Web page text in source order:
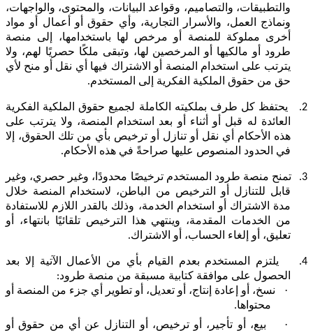
والتطبيقات، والتصاميم، وقواعد البيانات، والمحتوى، والواجهات،
ونماذج العمل، والأسرار التجارية، وأي حقوق أو أعمال أو مواد
أخرى مملوكة للمنصة أو مرخص لها باستخدامها، إلى منصة
طرود أو مالكيها أو المرخصين لها، وتبقى ملكًا حصريًا لهم، ولا
يترتب على استخدام المنصة أو الاشتراك فيها أي نقل أو منح لأي
حق من حقوق الملكية الفكرية إلى المستخدم.
2.
يحتفظ كل طرف بملكيته الكاملة لجميع حقوق الملكية الفكرية
العائدة له قبل أو أثناء أو بعد استخدام المنصة، ولا يترتب على
هذه الأحكام أي نقل أو تنازل أو ترخيص بأي من تلك الحقوق، إلا
في الحدود المنصوص عليها صراحةً في هذه الأحكام.
3.
تمنح منصة طرود المستخدم ترخيصًا محدودًا، وغير حصري، وغير
قابل للتنازل أو الترخيص من الباطن، لاستخدام المنصة خلال
مدة الاشتراك أو استخدام الخدمة، وذلك بالقدر اللازم للاستفادة
من الخدمات المقدمة، وينتهي هذا الترخيص تلقائيًا بانتهاء، أو
تعليق، أو إلغاء الحساب، أو الاشتراك.
4.
يلتزم المستخدم بعدم القيام بأي من الأعمال الآتية إلا بعد
الحصول على موافقة كتابية مسبقة من منصة طرود:
·
نسخ، أو إعادة إنتاج، أو تعديل، أو تطوير أي جزء من المنصة أو
محتواها.
·
بيع، أو تأجير، أو ترخيص، أو التنازل عن أي من حقوق أو